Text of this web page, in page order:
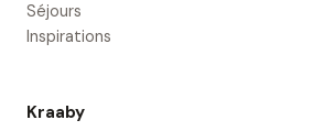
Séjours
Inspirations
Kraaby